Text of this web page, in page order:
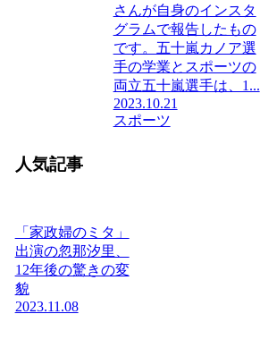
さんが自身のインスタ
グラムで報告したもの
です。五十嵐カノア選
手の学業とスポーツの
両立五十嵐選手は、1...
2023.10.21
スポーツ
人気記事
「家政婦のミタ」
出演の忽那汐里、
12年後の驚きの変
貌
2023.11.08